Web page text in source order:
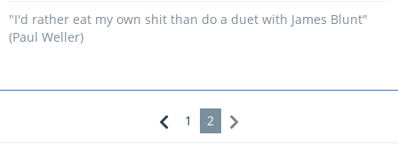
"I'd rather eat my own shit than do a duet with James Blunt"
(Paul Weller)
1 2